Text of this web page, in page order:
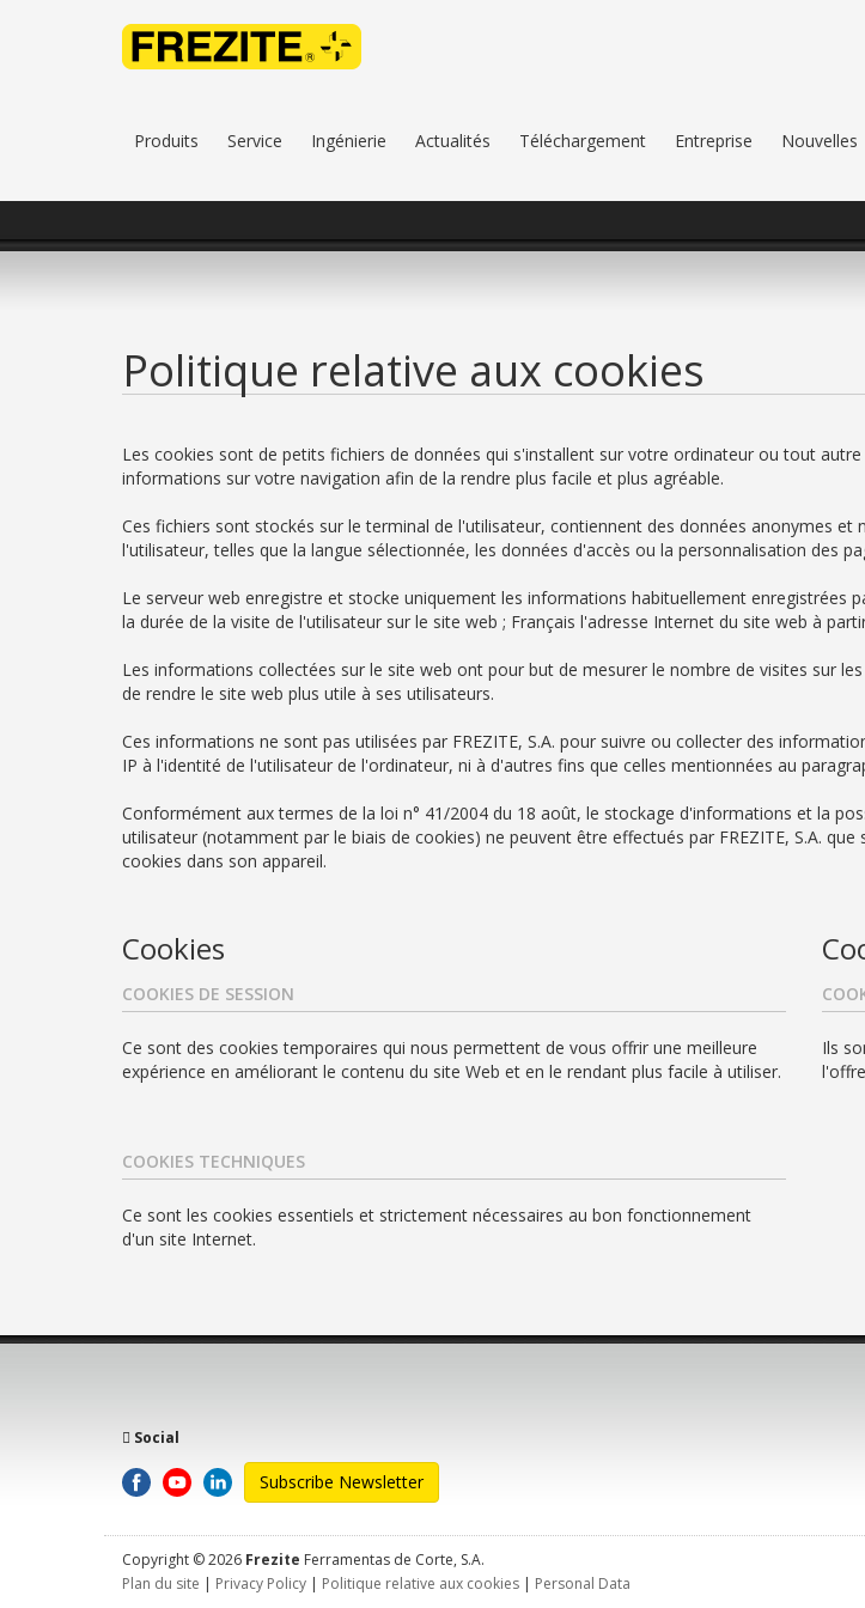
Produits Service Ingénierie Actualités Téléchargement Entreprise Nouvelles
Politique relative aux cookies
Les cookies sont de petits fichiers de données qui s'installent sur votre ordinateur ou tout
informations sur votre navigation afin de la rendre plus facile et plus agréable.
Ces fichiers sont stockés sur le terminal de l'utilisateur, contiennent des données anonymes
l'utilisateur, telles que la langue sélectionnée, les données d'accès ou la personnalisation des
Le serveur web enregistre et stocke uniquement les informations habituellement enregistrées
la durée de la visite de l'utilisateur sur le site web ; Français l'adresse Internet du site web à
Les informations collectées sur le site web ont pour but de mesurer le nombre de visites sur
de rendre le site web plus utile à ses utilisateurs.
Ces informations ne sont pas utilisées par FREZITE, S.A. pour suivre ou collecter des
IP à l'identité de l'utilisateur de l'ordinateur, ni à d'autres fins que celles mentionnées au
Conformément aux termes de la loi n° 41/2004 du 18 août, le stockage d'informations et la
utilisateur (notamment par le biais de cookies) ne peuvent être effectués par FREZITE, S.A.
cookies dans son appareil.
Cookies
COOKIES DE SESSION
Ce sont des cookies temporaires qui nous permettent de vous offrir une meilleure
expérience en améliorant le contenu du site Web et en le rendant plus facile à utiliser.
COOKIES TECHNIQUES
Ce sont les cookies essentiels et strictement nécessaires au bon fonctionnement
d'un site Internet.
Ils
Social
Subscribe Newsletter
Copyright © 2026 Frezite Ferramentas de Corte, S.A.
Plan du site | Privacy Policy | Politique relative aux cookies | Personal Data